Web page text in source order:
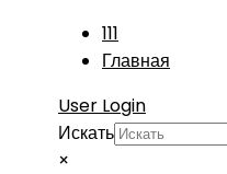
111
Главная
User Login
Искать
×